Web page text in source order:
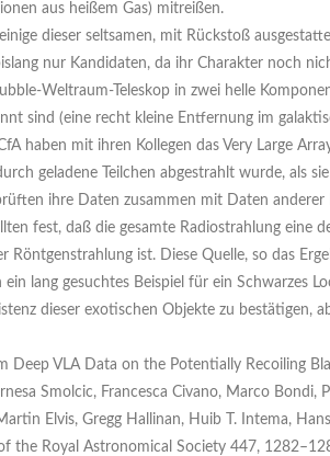
aus heißem Gas) mitreißen.
dieser seltsamen, mit Rückstoß
nur Kandidaten, da ihr Charakter noch
Weltraum-Teleskop in zwei helle
sind (eine recht kleine Entfernung im
haben mit ihren Kollegen das Very Large
geladene Teilchen abgestrahlt wurde, als
ihre Daten zusammen mit Daten
fest, daß die gesamte Radiostrahlung eine
Röntgenstrahlung ist. Diese Quelle, so das
lang gesuchtes Beispiel für ein Schwarzes
dieser exotischen Objekte zu bestätigen,
Deep VLA Data on the Potentially Recoiling
Smolcic, Francesca Civano, Marco Bondi,
Elvis, Gregg Hallinan, Huib T. Intema,
the Royal Astronomical Society 447,